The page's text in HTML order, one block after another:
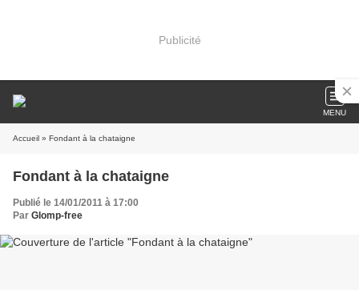
Publicité
MENU
Accueil » Fondant à la chataigne
Fondant à la chataigne
Publié le 14/01/2011 à 17:00
Par Glomp-free